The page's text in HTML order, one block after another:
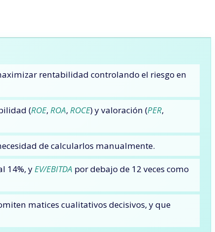
rentabilidad controlando el riesgo en
(ROE, ROA, ROCE) y valoración (PER,
de calcularlos manualmente.
14%, yEV/EBITDA por debajo de 12 veces como
matices cualitativos decisivos, y que